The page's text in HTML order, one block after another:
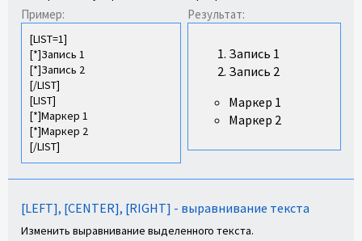
Пример:
[LIST=1]
[*]Запись 1
[*]Запись 2
[/LIST]
[LIST]
[*]Маркер 1
[*]Маркер 2
[/LIST]
Результат:
Запись 1
Запись 2
Маркер 1
Маркер 2
[LEFT], [CENTER], [RIGHT] - выравнивание текста
Изменить выравнивание выделенного текста.